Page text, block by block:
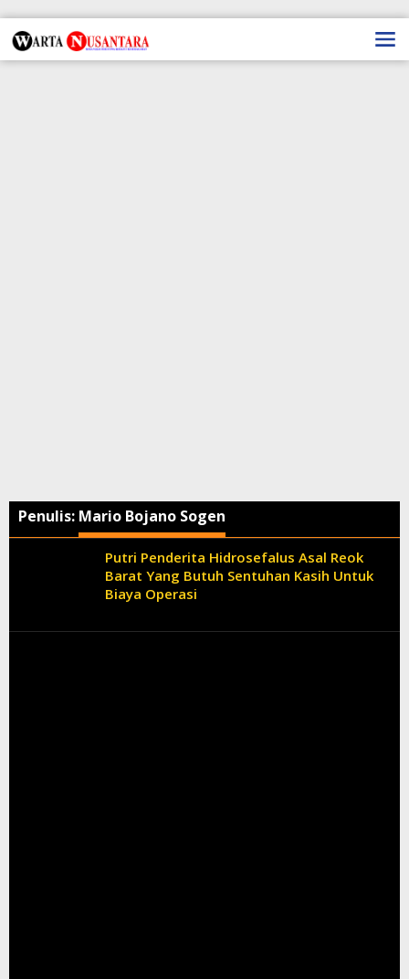
ke
konten
Penulis: Mario Bojano Sogen
Putri Penderita Hidrosefalus Asal Reok
Barat Yang Butuh Sentuhan Kasih Untuk
Biaya Operasi